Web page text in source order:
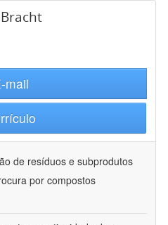
mail
de resíduos e subprodutos
por compostos